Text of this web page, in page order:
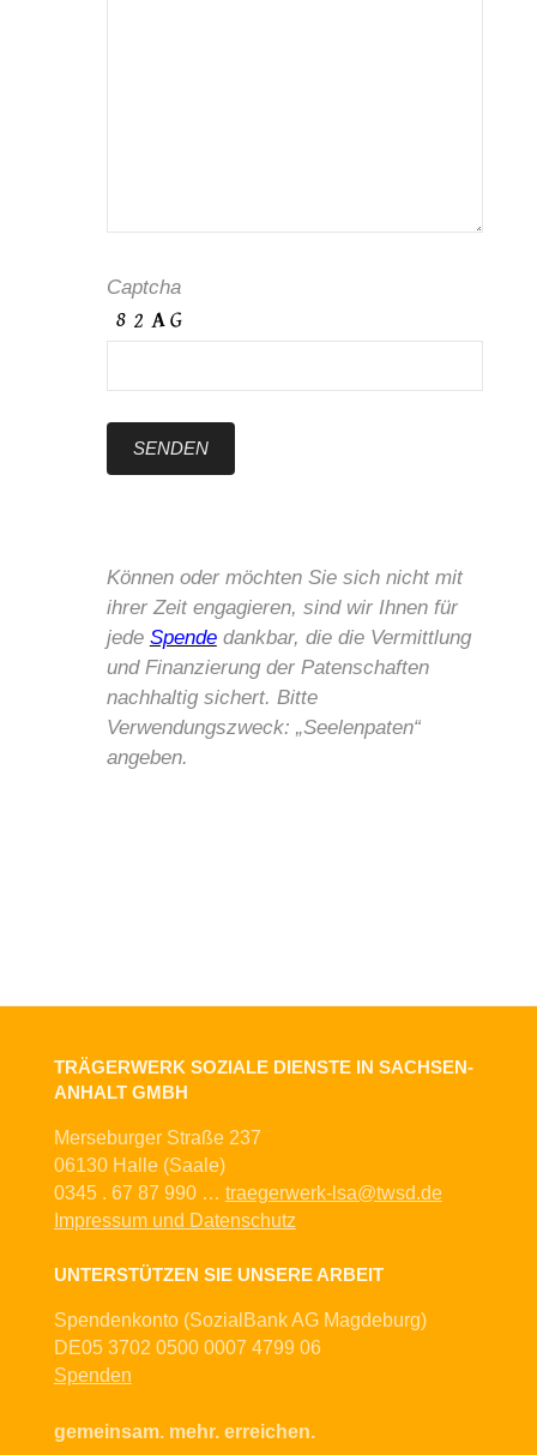
Captcha
Können oder möchten Sie sich nicht mit
ihrer Zeit engagieren, sind wir Ihnen für
jede Spendedankbar, die die Vermittlung
und Finanzierung der Patenschaften
nachhaltig sichert. Bitte
Verwendungszweck: „Seelenpaten“
angeben.
TRÄGERWERK SOZIALE DIENSTE IN SACHSEN-
ANHALT GMBH
Merseburger Straße 237
06130 Halle (Saale)
0345 . 67 87 990 … traegerwerk-lsa@twsd.de
Impressum und Datenschutz
UNTERSTÜTZEN SIE UNSERE ARBEIT
Spendenkonto (SozialBank AG Magdeburg)
DE05 3702 0500 0007 4799 06
Spenden
gemeinsam. mehr. erreichen.